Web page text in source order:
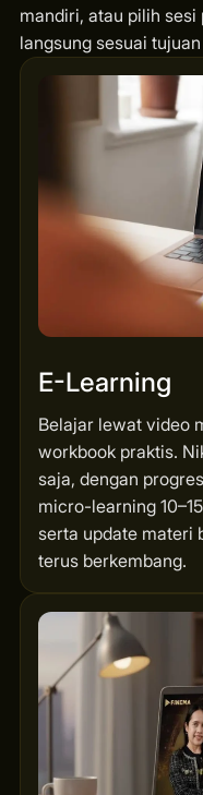
mandiri, atau pilih
langsung sesuai
E-Learning
Belajar lewat video
workbook praktis.
saja, dengan
micro-learning
serta update materi
terus berkembang.